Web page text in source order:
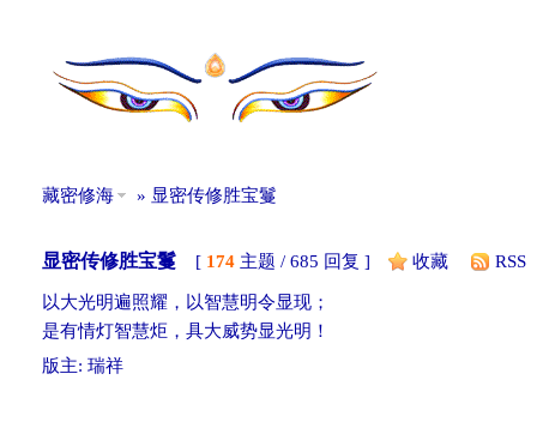
藏密修海 » 显密传修胜宝鬘
显密传修胜宝鬘 [ 174主题 / 685 回复 ] 收藏 RSS
以大光明遍照耀，以智慧明令显现；
是有情灯智慧炬，具大威势显光明！
版主: 瑞祥